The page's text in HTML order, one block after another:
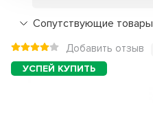
Сопутствующие товары
Добавить отзыв